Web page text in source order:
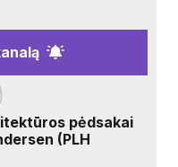
pėdsakai
(PLH